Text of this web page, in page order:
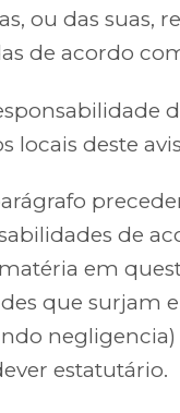
ou das suas,
de acordo
locais deste
de
em
que surjam
estatutário.